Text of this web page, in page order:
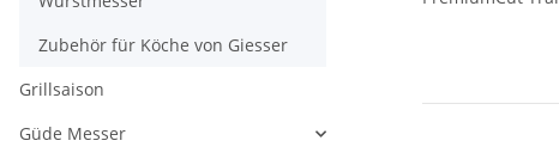
Zubehör für Köche von Giesser
Grillsaison
Güde Messer